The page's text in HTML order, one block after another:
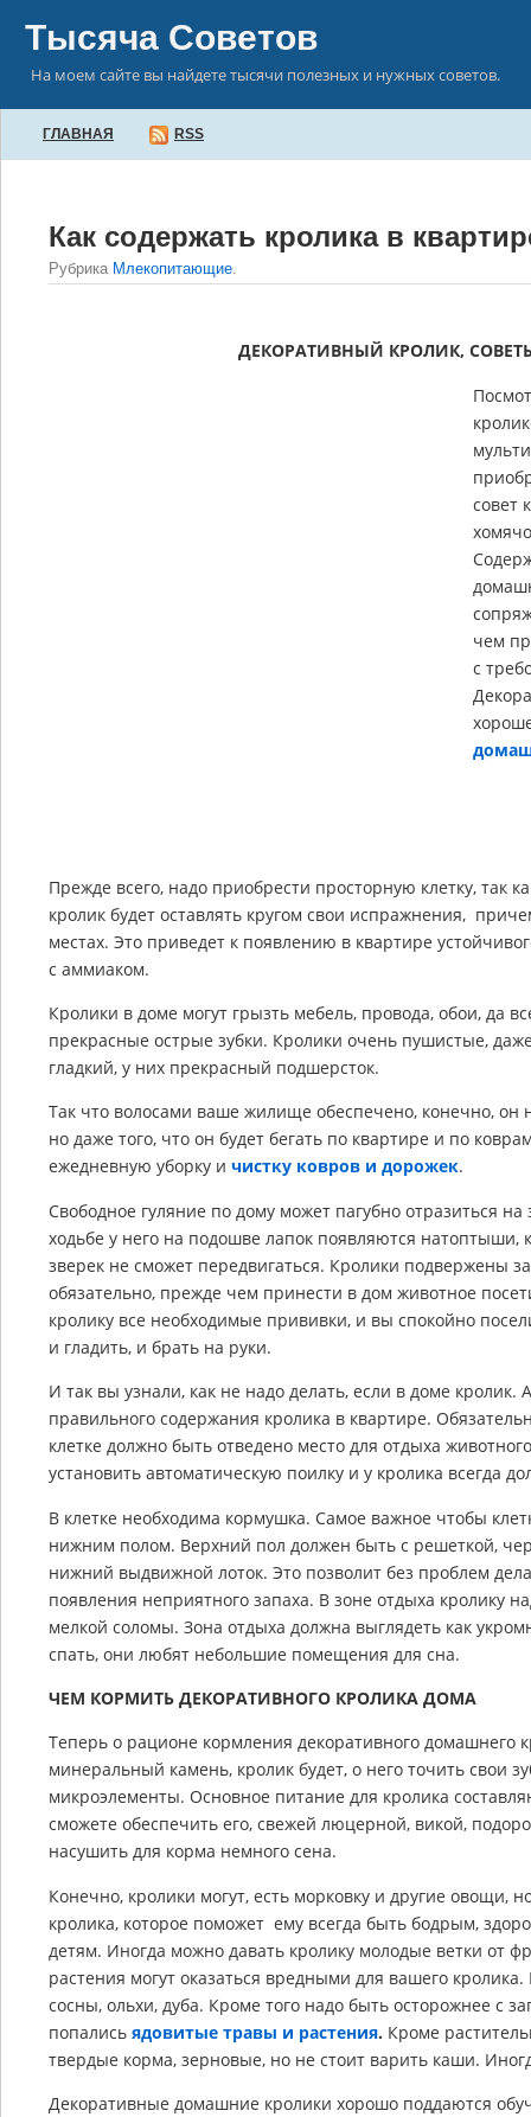
Тысяча Советов
На моем сайте вы найдете тысячи полезных и нужных советов.
ГЛАВНАЯ RSS
Как содержать кролика в
Рубрика Млекопитающие.
ДЕКОРАТИВНЫЙ КРОЛИК,
совет
чем
с
Прежде всего, надо приобрести просторную клетку, так
кролик будет оставлять кругом свои испражнения,
местах. Это приведет к появлению в квартире
с аммиаком.
Кролики в доме могут грызть мебель, провода, обои, да
прекрасные острые зубки. Кролики очень пушистые,
гладкий, у них прекрасный подшерсток.
Так что волосами ваше жилище обеспечено, конечно, он
но даже того, что он будет бегать по квартире и по
ежедневную уборку и чистку ковров и дорожек.
Свободное гуляние по дому может пагубно отразиться
ходьбе у него на подошве лапок появляются натоптыши,
зверек не сможет передвигаться. Кролики подвержены
обязательно, прежде чем принести в дом животное
кролику все необходимые прививки, и вы спокойно
и гладить, и брать на руки.
И так вы узнали, как не надо делать, если в доме кролик.
правильного содержания кролика в квартире.
клетке должно быть отведено место для отдыха
установить автоматическую поилку и у кролика всегда
В клетке необходима кормушка. Самое важное чтобы
нижним полом. Верхний пол должен быть с решеткой,
нижний выдвижной лоток. Это позволит без проблем
появления неприятного запаха. В зоне отдыха кролику
мелкой соломы. Зона отдыха должна выглядеть как
спать, они любят небольшие помещения для сна.
ЧЕМ КОРМИТЬ ДЕКОРАТИВНОГО КРОЛИКА ДОМА
Теперь о рационе кормления декоративного домашнего
минеральный камень, кролик будет, о него точить свои
микроэлементы. Основное питание для кролика
сможете обеспечить его, свежей люцерной, викой,
насушить для корма немного сена.
Конечно, кролики могут, есть морковку и другие овощи,
кролика, которое поможет ему всегда быть бодрым,
детям. Иногда можно давать кролику молодые ветки от
растения могут оказаться вредными для вашего
сосны, ольхи, дуба. Кроме того надо быть осторожнее с
попались ядовитые травы и растения. Кроме
твердые корма, зерновые, но не стоит варить каши.
Декоративные домашние кролики хорошо поддаются